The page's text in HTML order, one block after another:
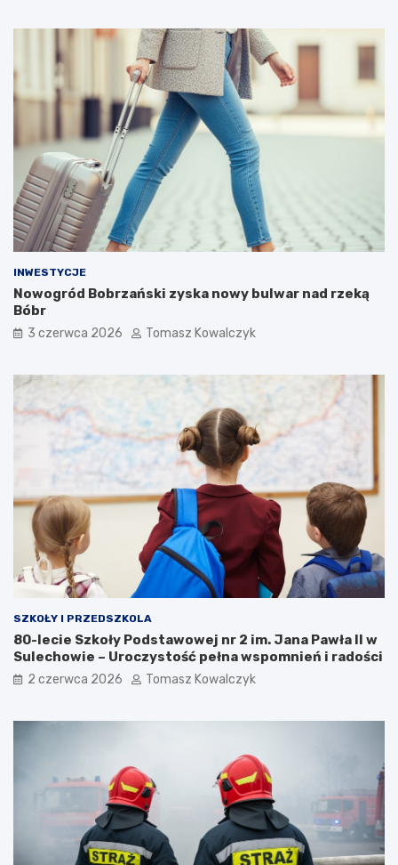
INWESTYCJE
Nowogród Bobrzański zyska nowy bulwar nad rzeką
Bóbr
3 czerwca 2026 Tomasz Kowalczyk
SZKOŁY I PRZEDSZKOLA
80-lecie Szkoły Podstawowej nr 2 im. Jana Pawła II w
Sulechowie – Uroczystość pełna wspomnień i radości
2 czerwca 2026 Tomasz Kowalczyk